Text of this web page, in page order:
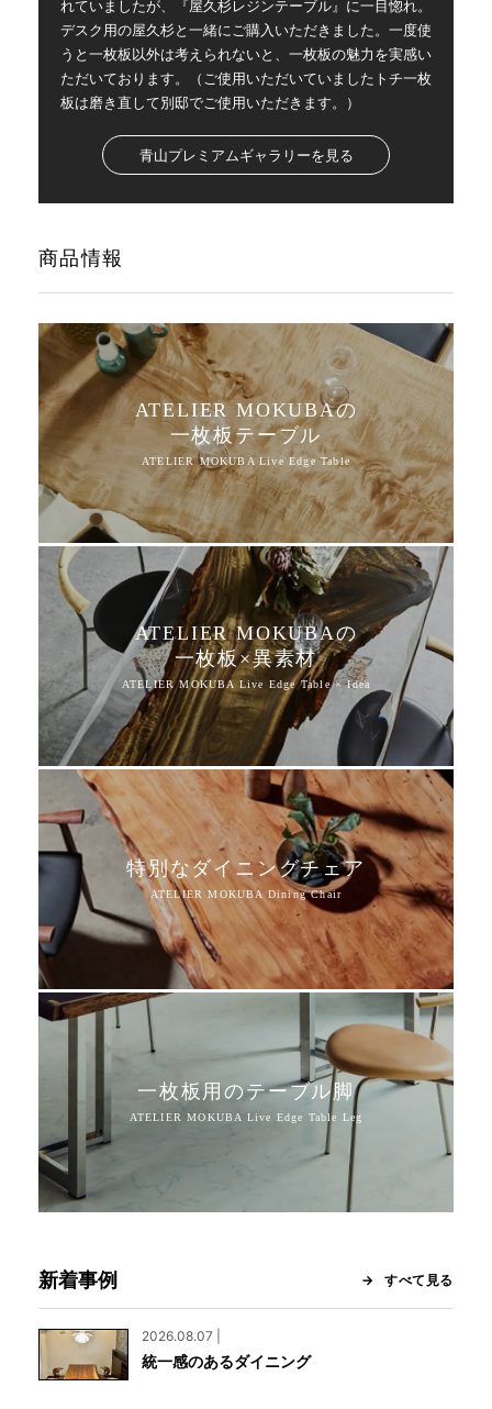
れていましたが、『屋久杉レジンテーブル』に一目惚れ。
デスク用の屋久杉と一緒にご購入いただきました。一度使
うと一枚板以外は考えられないと、一枚板の魅力を実感い
ただいております。（ご使用いただいていましたトチ一枚
板は磨き直して別邸でご使用いただきます。）
青山プレミアムギャラリーを見る
商品情報
ATELIER MOKUBAの
一枚板テーブル
ATELIER MOKUBAの
一枚板×異素材
特別なダイニングチェア
一枚板用のテーブル脚
新着事例 すべて見る
2026.08.07 |
統一感のあるダイニング